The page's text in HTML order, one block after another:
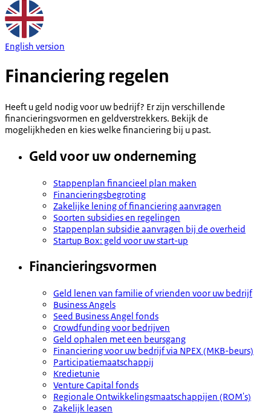
English version
Financiering regelen
Heeft u geld nodig voor uw bedrijf? Er zijn verschillende
financieringsvormen en geldverstrekkers. Bekijk de
mogelijkheden en kies welke financiering bij u past.
Geld voor uw onderneming
Stappenplan financieel plan maken
Financieringsbegroting
Zakelijke lening of financiering aanvragen
Soorten subsidies en regelingen
Stappenplan subsidie aanvragen bij de overheid
Startup Box: geld voor uw start-up
Financieringsvormen
Geld lenen van familie of vrienden voor uw bedrijf
Business Angels
Seed Business Angel fonds
Crowdfunding voor bedrijven
Geld ophalen met een beursgang
Financiering voor uw bedrijf via NPEX (MKB-beurs)
Participatiemaatschappij
Kredietunie
Venture Capital fonds
Regionale Ontwikkelingsmaatschappijen (ROM's)
Zakelijk leasen